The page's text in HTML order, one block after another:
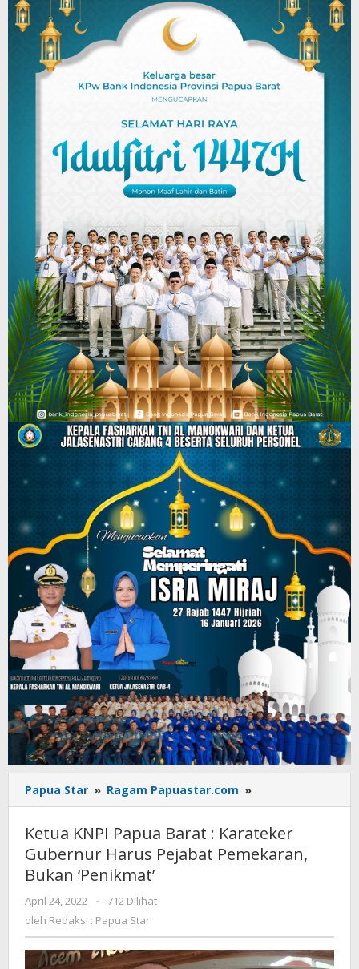
Papua Star » Ragam Papuastar.com »
KNPI
Barat
:
Pemekaran,
Bukan
Ketua KNPI Papua Barat : Karateker
Gubernur Harus Pejabat Pemekaran,
Bukan ‘Penikmat’
April 24, 2022
oleh
Redaksi
Star
-
712 Dilihat
oleh Redaksi : Papua Star